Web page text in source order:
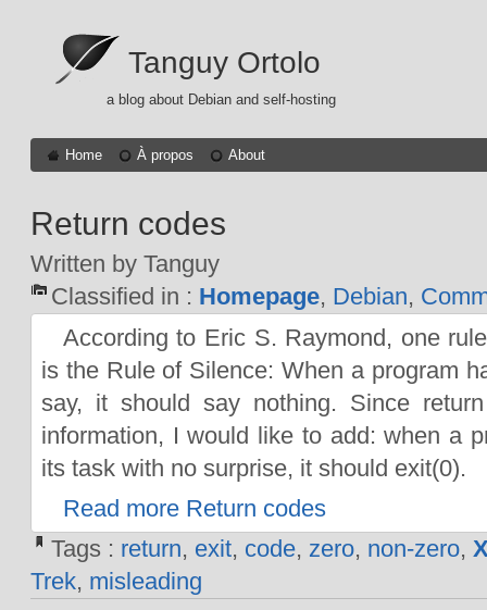
Tanguy Ortolo
a blog about Debian and self-hosting
Home À propos About
Return codes
Written by Tanguy
Classified in : Homepage, Debian,
According to Eric S. Raymond, one
is the Rule of Silence: When a program
say, it should say nothing. Since
information, I would like to add: when a
its task with no surprise, it should exit(0).
Read more Return codes
Tags : return, exit, code, zero, non-zero,
Trek, misleading